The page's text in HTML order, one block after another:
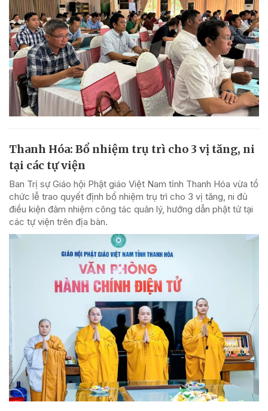
Thanh Hóa: Bổ nhiệm trụ trì cho 3 vị tăng, ni
tại các tự viện
Ban Trị sự Giáo hội Phật giáo Việt Nam tỉnh Thanh Hóa vừa tổ
chức lễ trao quyết định bổ nhiệm trụ trì cho 3 vị tăng, ni đủ
điều kiện đảm nhiệm công tác quản lý, hướng dẫn phật tử tại
các tự viện trên địa bàn.